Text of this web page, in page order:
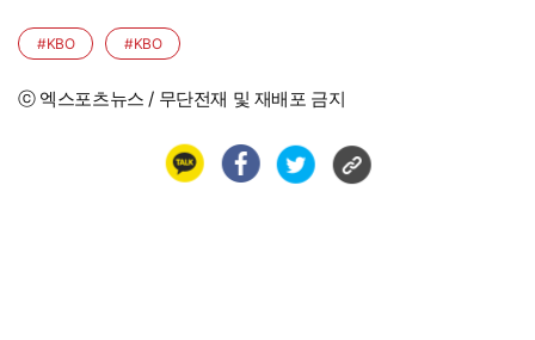
#KBO #KBO
ⓒ 엑스포츠뉴스 / 무단전재 및 재배포 금지